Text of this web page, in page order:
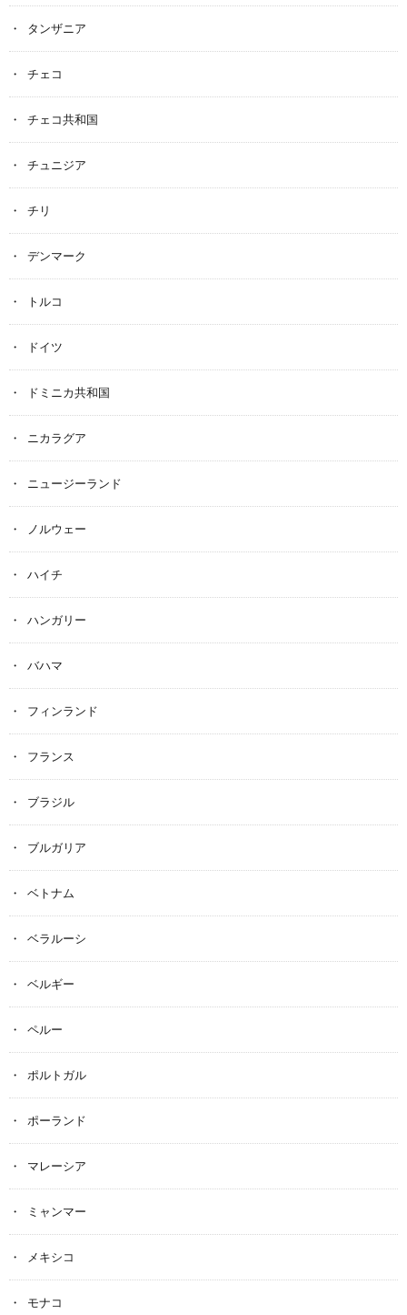
タンザニア
チェコ
チェコ共和国
チュニジア
チリ
デンマーク
トルコ
ドイツ
ドミニカ共和国
ニカラグア
ニュージーランド
ノルウェー
ハイチ
ハンガリー
バハマ
フィンランド
フランス
ブラジル
ブルガリア
ベトナム
ベラルーシ
ベルギー
ペルー
ポルトガル
ポーランド
マレーシア
ミャンマー
メキシコ
モナコ